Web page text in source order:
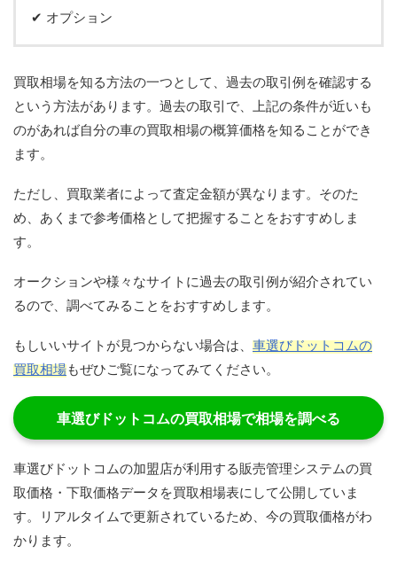
✔︎ オプション
買取相場を知る方法の一つとして、過去の取引例を確認する
という方法があります。過去の取引で、上記の条件が近いも
のがあれば自分の車の買取相場の概算価格を知ることができ
ます。
ただし、買取業者によって査定金額が異なります。そのた
め、あくまで参考価格として把握することをおすすめしま
す。
オークションや様々なサイトに過去の取引例が紹介されてい
るので、調べてみることをおすすめします。
もしいいサイトが見つからない場合は、​ 車選びドットコムの
買取相場​もぜひご覧になってみてください。
車選びドットコムの買取相場で相場を調べる
車選びドットコムの加盟店が利用する販売管理システムの買
取価格・下取価格データを買取相場表にして公開していま
す。リアルタイムで更新されているため、今の買取価格がわ
かります。